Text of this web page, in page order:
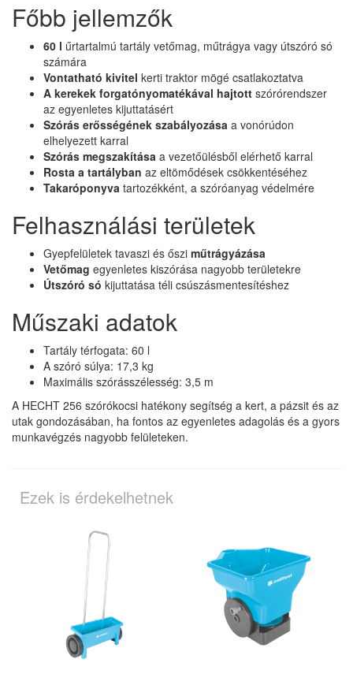
Főbb jellemzők
60 l űrtartalmú tartály vetőmag, műtrágya vagy útszóró só
számára
Vontatható kivitel kerti traktor mögé csatlakoztatva
A kerekek forgatónyomatékával hajtott szórórendszer
az egyenletes kijuttatásért
Szórás erősségének szabályozása a vonórúdon
elhelyezett karral
Szórás megszakítása a vezetőülésből elérhető karral
Rosta a tartályban az eltömődések csökkentéséhez
Takaróponyva tartozékként, a szóróanyag védelmére
Felhasználási területek
Gyepfelületek tavaszi és őszi műtrágyázása
Vetőmag egyenletes kiszórása nagyobb területekre
Útszóró só kijuttatása téli csúszásmentesítéshez
Műszaki adatok
Tartály térfogata: 60 l
A szóró súlya: 17,3 kg
Maximális szórásszélesség: 3,5 m
A HECHT 256 szórókocsi hatékony segítség a kert, a pázsit és az
utak gondozásában, ha fontos az egyenletes adagolás és a gyors
munkavégzés nagyobb felületeken.
Ezek is érdekelhetnek